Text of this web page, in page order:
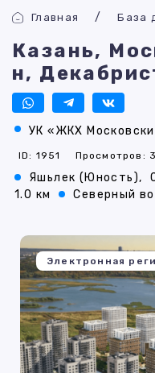
Главная База
Казань,
н,
УК «ЖКХ
ID: 1951 Просмотров: 3
Яшьлек (Юность),
1.0 км
Северный
Электронная